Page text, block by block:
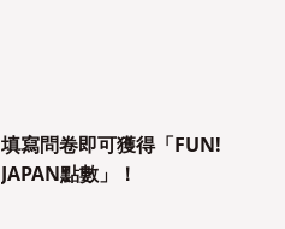
填寫問卷即可獲得「FUN!
JAPAN點數」！